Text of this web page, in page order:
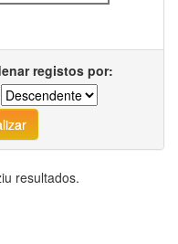
registos por:
resultados.